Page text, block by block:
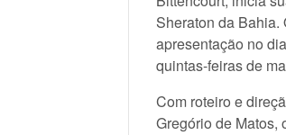
Sheraton da Bahia.
apresentação no
quintas-feiras de
Com roteiro e
Gregório de Matos,